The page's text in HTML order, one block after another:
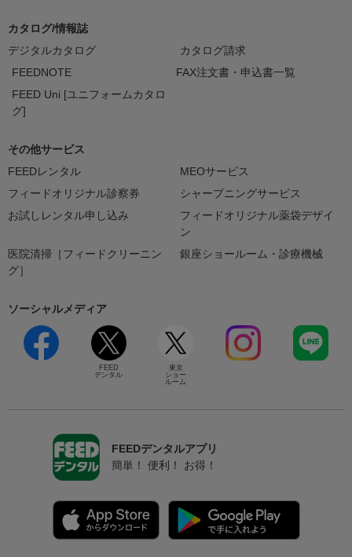
カタログ/情報誌
デジタルカタログ
カタログ請求
FEEDNOTE
FAX注文書・申込書一覧
FEED Uni [ユニフォームカタロ
グ]
その他サービス
FEEDレンタル
MEOサービス
フィードオリジナル診察券
シャープニングサービス
お試しレンタル申し込み
フィードオリジナル薬袋デザイ
ン
医院清掃［フィードクリーニン
グ］
銀座ショールーム・診療機械
ソーシャルメディア
FEED
デンタル
東京
ショー
ルーム
FEEDデンタルアプリ
簡単！ 便利！ お得！